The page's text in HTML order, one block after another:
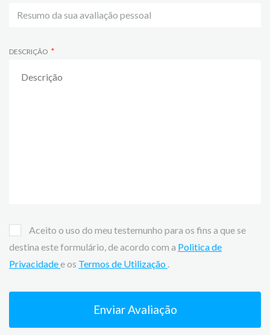
DESCRIÇÃO
Aceito o uso do meu testemunho para os fins a que se
destina este formulário, de acordo com a Politica de
Privacidadee os Termos de Utilização .
Enviar Avaliação